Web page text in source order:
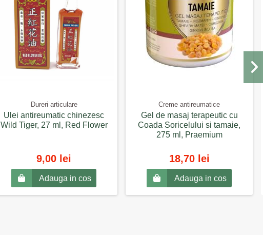
Dureri articulare
Ulei antireumatic chinezesc
Wild Tiger, 27 ml, Red Flower
9,00 lei
Adauga in cos
Creme antireumatice
Gel de masaj terapeutic cu
Coada Soricelului si tamaie,
275 ml, Praemium
18,70 lei
Adauga in cos